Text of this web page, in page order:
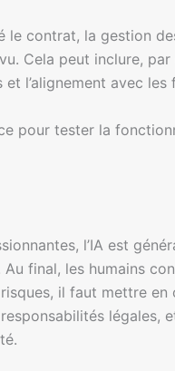
contrat, la gestion
Cela peut inclure,
l’alignement avec
pour tester la
l’IA est
final, les humains
il faut mettre